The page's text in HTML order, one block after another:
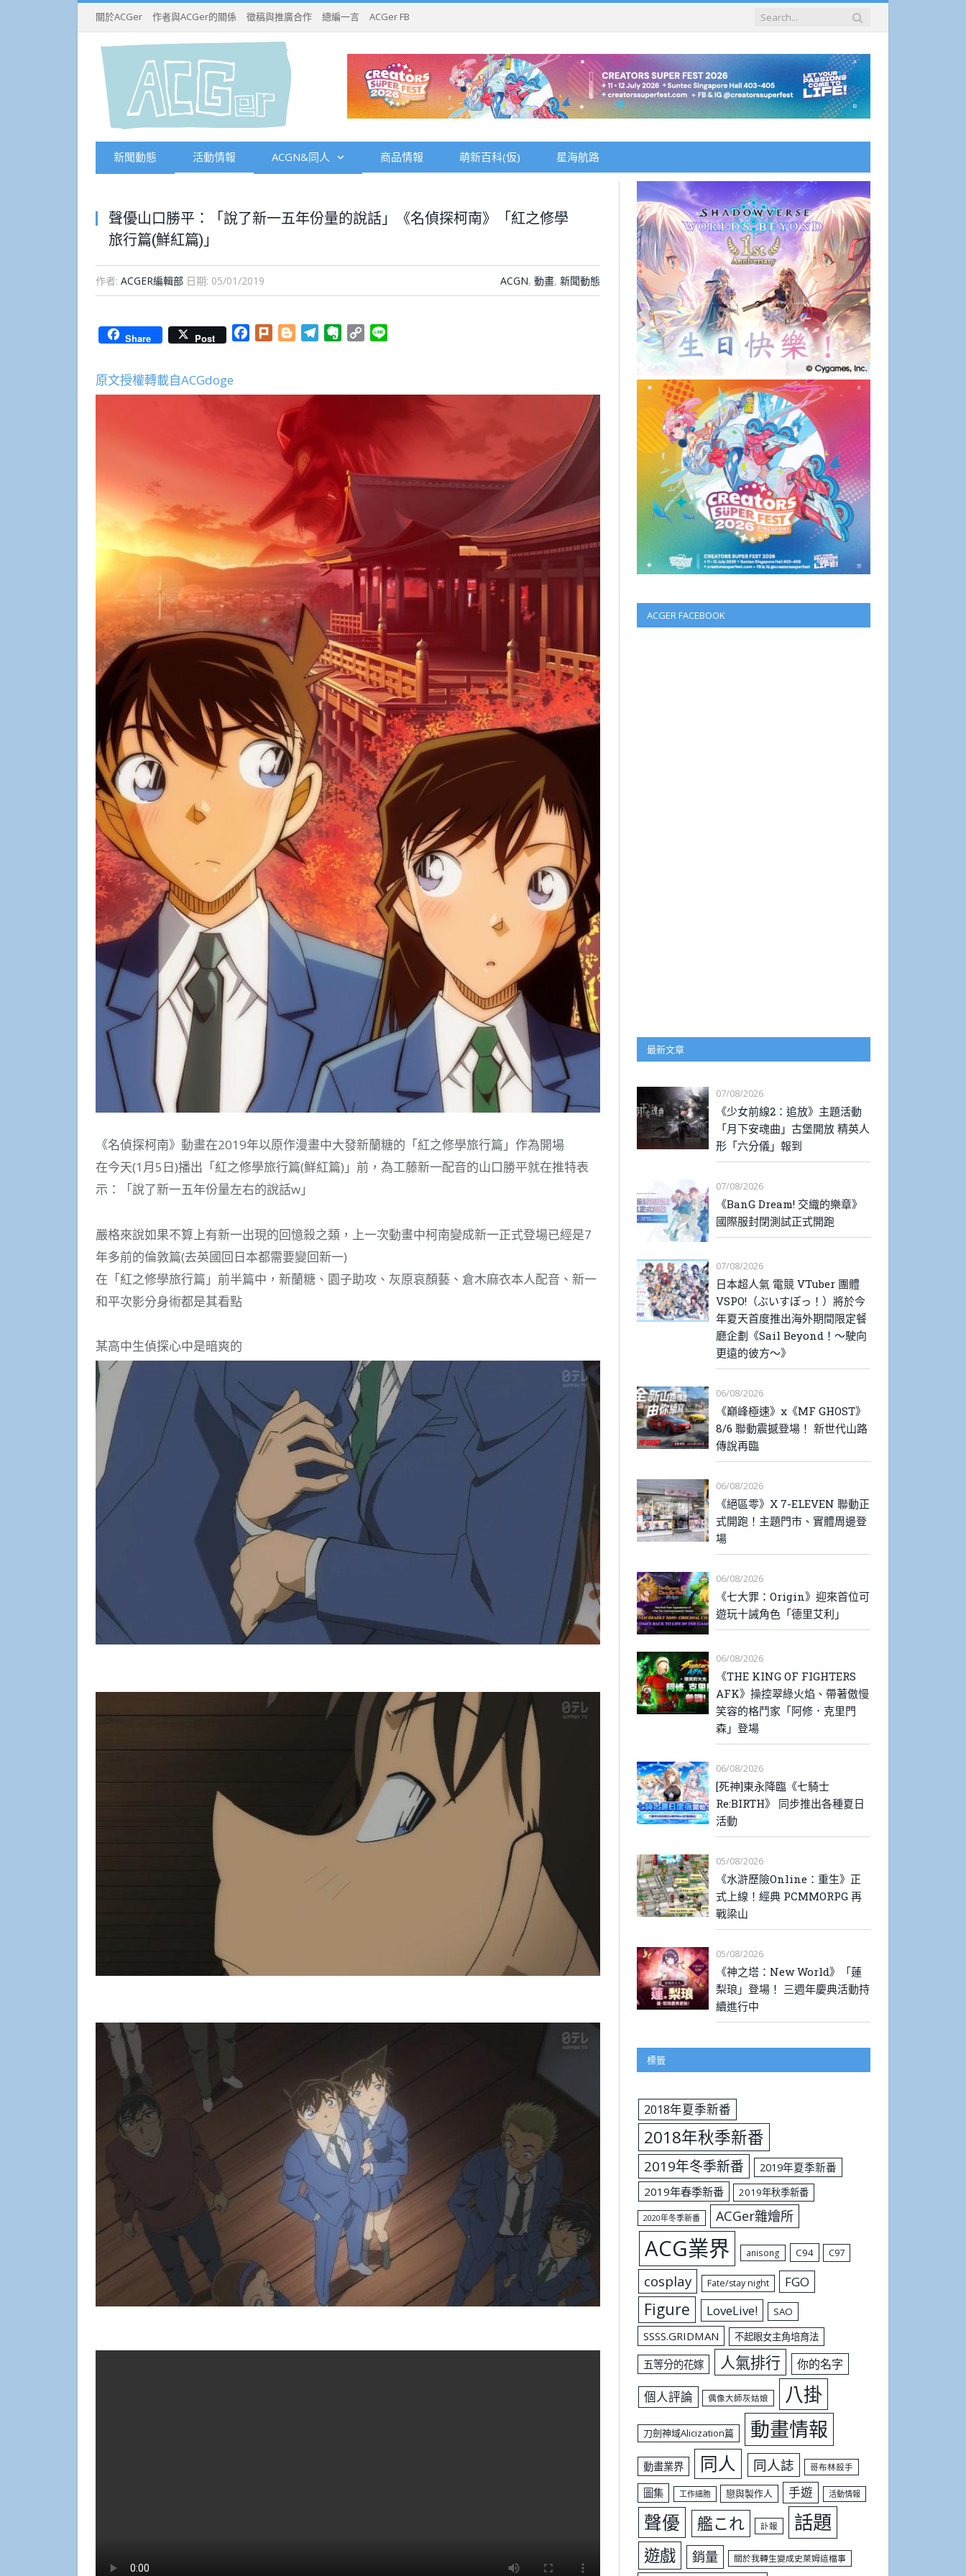
關於ACGer 作者與ACGer的關係 徵稿與推廣合作 總編一言 ACGer FB
新聞動態 活動情報 ACGN&同人 商品情報 萌新百科(仮) 星海航路
聲優山口勝平：「說了新一五年份量的說話」《名偵探柯南》「紅之修學
旅行篇(鮮紅篇)」
作者: ACGER編輯部 日期: 05/01/2019 ACGN, 動畫, 新聞動態
Share Post Facebook
Plurk BloggerTelegramEvernote
Copy
原文授權轉載自ACGdoge
《名偵探柯南》動畫在2019年以原作漫畫中大發新蘭糖的「紅之修學旅行篇」作為開場
在今天(1月5日)播出「紅之修學旅行篇(鮮紅篇)」前，為工藤新一配音的山口勝平就在推特表
示：「說了新一五年份量左右的說話w」
嚴格來說如果不算上有新一出現的回憶殺之類，上一次動畫中柯南變成新一正式登場已經是7
年多前的倫敦篇(去英國回日本都需要變回新一)
在「紅之修學旅行篇」前半篇中，新蘭糖、園子助攻、灰原哀顏藝、倉木麻衣本人配音、新一
和平次影分身術都是其看點
某高中生偵探心中是暗爽的
ACGER FACEBOOK
最新文章
07/08/2026
《少女前線2：追放》主題活動
「月下安魂曲」古堡開放 精英人
形「六分儀」報到
07/08/2026
《BanG Dream! 交織的樂章》
國際服封閉測試正式開跑
07/08/2026
日本超人氣 電競 VTuber 團體
VSPO!（ぶいすぽっ！）將於今
年夏天首度推出海外期間限定餐
廳企劃《Sail Beyond！～駛向
更遠的彼方～》
06/08/2026
《巔峰極速》x《MF GHOST》
8/6 聯動震撼登場！ 新世代山路
傳說再臨
06/08/2026
《絕區零》X 7-ELEVEN 聯動正
式開跑！主題門市、實體周邊登
場
06/08/2026
《七大罪：Origin》迎來首位可
遊玩十誡角色「德里艾利」
06/08/2026
《THE KING OF FIGHTERS
AFK》操控翠綠火焰、帶著傲慢
笑容的格鬥家「阿修．克里門
森」登場
06/08/2026
[死神]東永降臨《七騎士
Re:BIRTH》 同步推出各種夏日
活動
05/08/2026
《水滸歷險Online：重生》正
式上線！經典 PCMMORPG 再
戰梁山
05/08/2026
《神之塔：New World》「蓮
梨琅」登場！ 三週年慶典活動持
續進行中
標籤
2018年夏季新番
2018年秋季新番
2019年冬季新番
2019年夏季新番
2019年春季新番
2019年秋季新番
2020年冬季新番 ACGer雜燴所
ACG業界 anisong C94 C97
cosplay Fate/stay night FGO
Figure LoveLive! SAO
SSSS.GRIDMAN 不起眼女主角培育法
五等分的花嫁 人氣排行 你的名字
個人評論 偶像大師灰姑娘 八掛
刀劍神域Alicization篇 動畫情報
動畫業界 同人 同人誌 哥布林殺手
圖集 工作細胞 戀與製作人 手遊 活動情報
聲優 艦これ 訃報 話題
遊戲 銷量 關於我轉生變成史萊姆這檔事